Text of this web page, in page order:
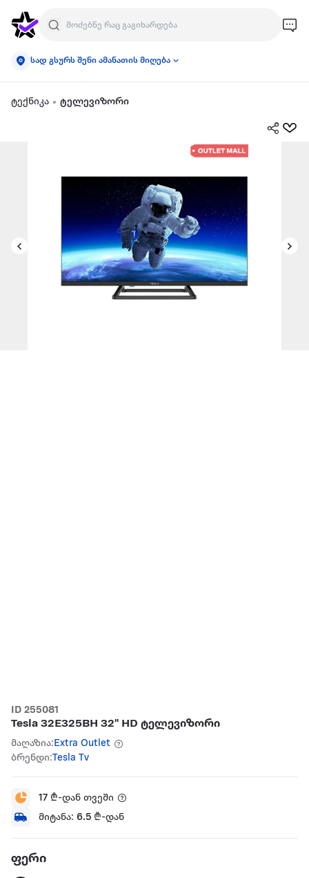
სად გსურს შენი ამანათის მიღება
ტექნიკა ტელევიზორი
ID 255081
Tesla 32E325BH 32" HD ტელევიზორი
მაღაზია:Extra Outlet
ბრენდი:Tesla Tv
17 ₾-დან თვეში
მიტანა: 6.5 ₾-დან
ფერი